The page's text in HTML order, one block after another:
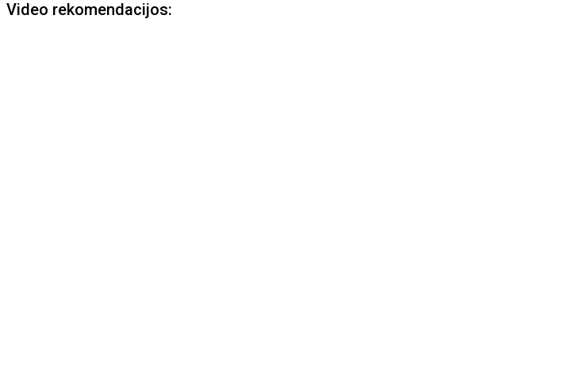
Video rekomendacijos: